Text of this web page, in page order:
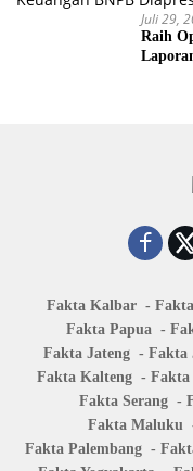
Juli 29,
Raih
Fakta Kalbar
Fakta Papua
Fakta Jateng
Fakta
Fakta Kalteng
Fakta
Fakta Serang
Fakta Maluku
Fakta Palembang